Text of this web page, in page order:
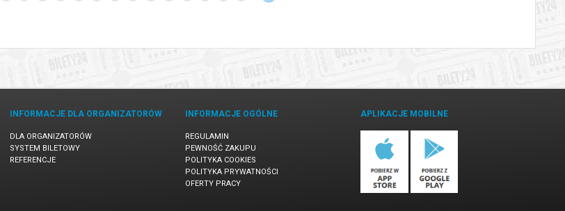
INFORMACJE DLA ORGANIZATORÓW
DLA ORGANIZATORÓW
SYSTEM BILETOWY
REFERENCJE
INFORMACJE OGÓLNE
REGULAMIN
PEWNOŚĆ ZAKUPU
POLITYKA COOKIES
POLITYKA PRYWATNOŚCI
OFERTY PRACY
APLIKACJE MOBILNE